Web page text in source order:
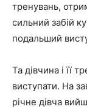
тренувань,
сильний забій
подальший
Та дівчина і її
виступати. На
річне дівча